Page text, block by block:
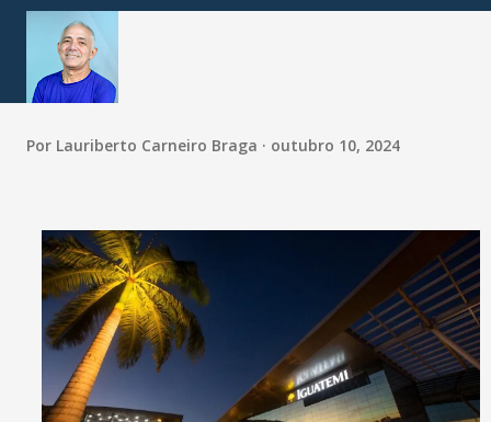
Por Lauriberto Carneiro Braga outubro 10, 2024